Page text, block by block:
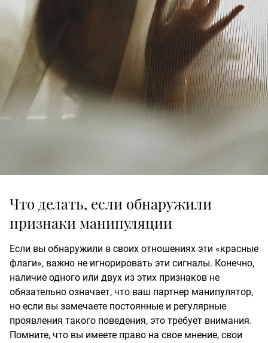
Что делать, если обнаружили
признаки манипуляции
Если вы обнаружили в своих отношениях эти «красные
флаги», важно не игнорировать эти сигналы. Конечно,
наличие одного или двух из этих признаков не
обязательно означает, что ваш партнер манипулятор,
но если вы замечаете постоянные и регулярные
проявления такого поведения, это требует внимания.
Помните, что вы имеете право на свое мнение, свои